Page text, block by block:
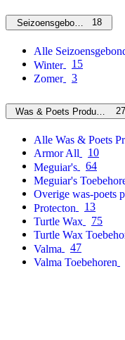
Seizoensgebonden18
Alle
Winter
15
Zomer
3
Was & Poets Producten
Alle Was & Poets
Armor All
10
Meguiar's
64
Meguiar's
Overige was-poets
Protecton
13
Turtle Wax
75
Turtle Wax
Valma
47
Valma Toebehoren